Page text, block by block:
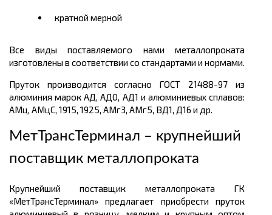
кратной мерной
Все виды поставляемого нами металлопроката
изготовлены в соответствии со стандартами и нормами.
Пруток производится согласно ГОСТ 21488-97 из
алюминия марок АД, АД0, АД1 и алюминиевых сплавов:
АМц, АМцС, 1915, 1925, АМг3, АМг5, ВД1, Д16 и др.
МетТрансТерминал – крупнейший
поставщик металлопроката
Крупнейший поставщик металлопроката ГК
«МетТрансТерминал» предлагает приобрести пруток